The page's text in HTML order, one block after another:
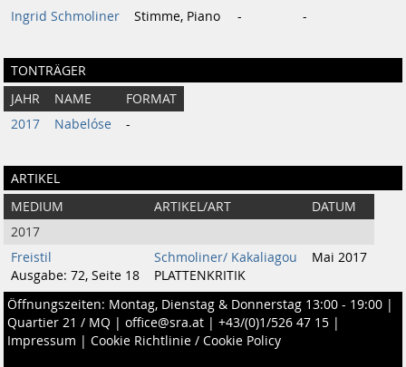
Ingrid Schmoliner
Stimme, Piano - -
TONTRÄGER
JAHR NAME
FORMAT
2017
Nabelóse -
ARTIKEL
MEDIUM ARTIKEL/ART
DATUM
2017
Freistil
Ausgabe: 72, Seite 18
Schmoliner/ Kakaliagou
PLATTENKRITIK
Mai 2017
Öffnungszeiten: Montag, Dienstag & Donnerstag 13:00 - 19:00 |
Quartier 21 / MQ | office@sra.at | +43/(0)1/526 47 15 |
Impressum | Cookie Richtlinie / Cookie Policy